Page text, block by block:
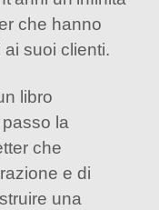
che hanno
suoi clienti.
libro
la
che
e di
una